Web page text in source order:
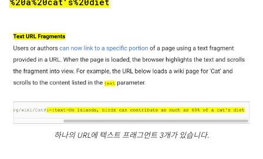
%20a%20cat's%20diet
하나의 URL에 텍스트 프래그먼트 3개가 있습니다.